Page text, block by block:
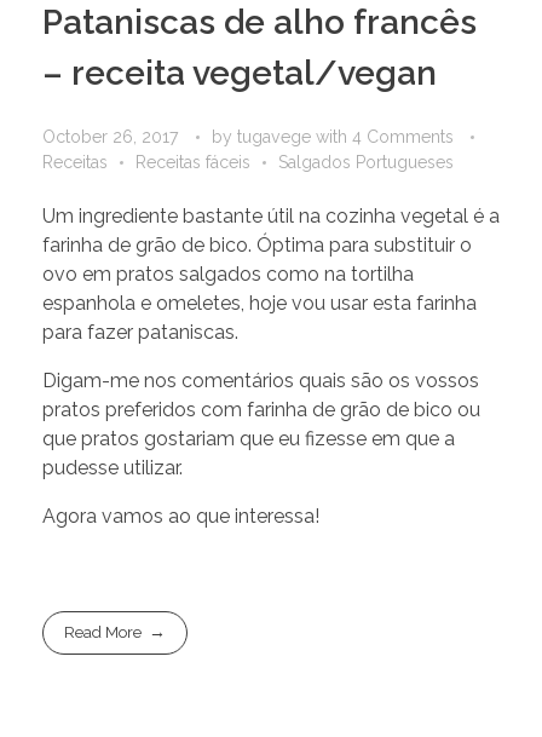
Pataniscas de alho francês
– receita vegetal/vegan
October 26, 2017 by tugavege with 4 Comments
Receitas
Receitas fáceis Salgados Portugueses
Um ingrediente bastante útil na cozinha vegetal é a
farinha de grão de bico. Óptima para substituir o
ovo em pratos salgados como na tortilha
espanhola e omeletes, hoje vou usar esta farinha
para fazer pataniscas.
Digam-me nos comentários quais são os vossos
pratos preferidos com farinha de grão de bico ou
que pratos gostariam que eu fizesse em que a
pudesse utilizar.
Agora vamos ao que interessa!
Read More